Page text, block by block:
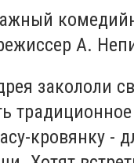
А.
закололи
кровянку -